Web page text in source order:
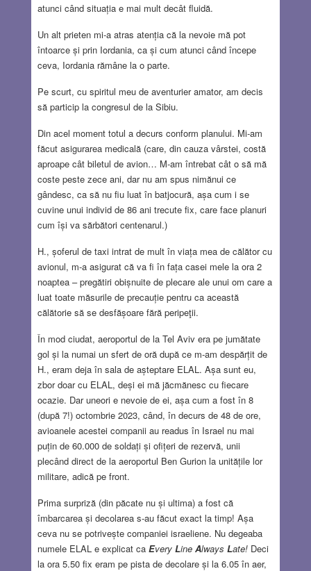
atunci când situația e mai mult decât fluidă.
Un alt prieten mi-a atras atenția că la nevoie mă pot
întoarce și prin Iordania, ca și cum atunci când începe
ceva, Iordania rămâne la o parte.
Pe scurt, cu spiritul meu de aventurier amator, am decis
să particip la congresul de la Sibiu.
Din acel moment totul a decurs conform planului. Mi-am
făcut asigurarea medicală (care, din cauza vârstei, costă
aproape cât biletul de avion… M-am întrebat cât o să mă
coste peste zece ani, dar nu am spus nimănui ce
gândesc, ca să nu fiu luat în batjocură, așa cum i se
cuvine unui individ de 86 ani trecute fix, care face planuri
cum își va sărbători centenarul.)
H., șoferul de taxi intrat de mult în viața mea de călător cu
avionul, m-a asigurat că va fi în fața casei mele la ora 2
noaptea – pregătiri obișnuite de plecare ale unui om care a
luat toate măsurile de precauție pentru ca această
călătorie să se desfășoare fără peripeţii.
În mod ciudat, aeroportul de la Tel Aviv era pe jumătate
gol și la numai un sfert de oră după ce m-am despărțit de
H., eram deja în sala de așteptare ELAL. Așa sunt eu,
zbor doar cu ELAL, deși ei mă jăcmănesc cu fiecare
ocazie. Dar uneori e nevoie de ei, așa cum a fost în 8
(după 7!) octombrie 2023, când, în decurs de 48 de ore,
avioanele acestei companii au readus în Israel nu mai
puțin de 60.000 de soldați și ofițeri de rezervă, unii
plecând direct de la aeroportul Ben Gurion la unitățile lor
militare, adică pe front.
Prima surpriză (din păcate nu și ultima) a fost că
îmbarcarea și decolarea s-au făcut exact la timp! Așa
ceva nu se potrivește companiei israeliene. Nu degeaba
numele ELAL e explicat ca Every Line Always Late!Deci
la ora 5.50 fix eram pe pista de decolare și la 6.05 în aer,